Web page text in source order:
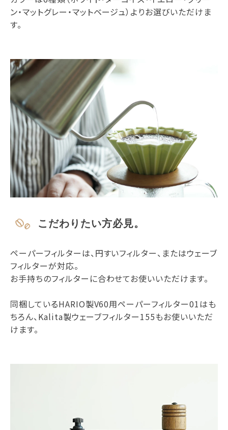
ン・マットグレー・マットベージュ）よりお選びいただけま
す。
こだわりたい方必見。
ペーパーフィルターは、円すいフィルター、またはウェーブ
フィルターが対応。
お手持ちのフィルターに合わせてお使いいただけます。
同梱しているHARIO製V60用ペーパーフィルター01はも
ちろん、Kalita製ウェーブフィルター155もお使いいただ
けます。